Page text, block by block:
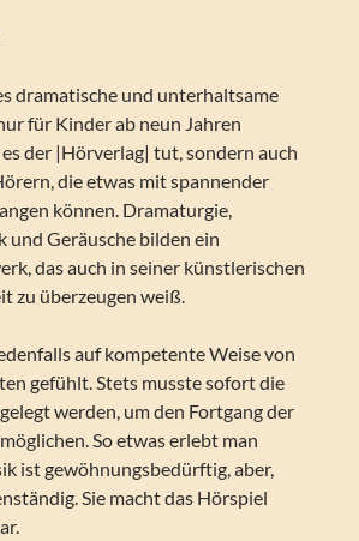
dramatische und unterhaltsame
für Kinder ab neun Jahren
der |Hörverlag| tut, sondern auch
die etwas mit spannender
können. Dramaturgie,
und Geräusche bilden ein
das auch in seiner künstlerischen
zu überzeugen weiß.
auf kompetente Weise von
gefühlt. Stets musste sofort die
werden, um den Fortgang der
So etwas erlebt man
ist gewöhnungsbedürftig, aber,
Sie macht das Hörspiel